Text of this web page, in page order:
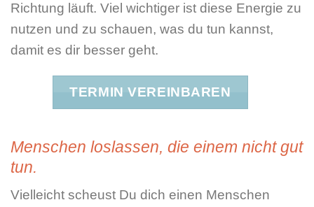
Richtung läuft. Viel wichtiger ist diese Energie zu
nutzen und zu schauen, was du tun kannst,
damit es dir besser geht.
TERMIN VEREINBAREN
Menschen loslassen, die einem nicht gut
tun.
Vielleicht scheust Du dich einen Menschen